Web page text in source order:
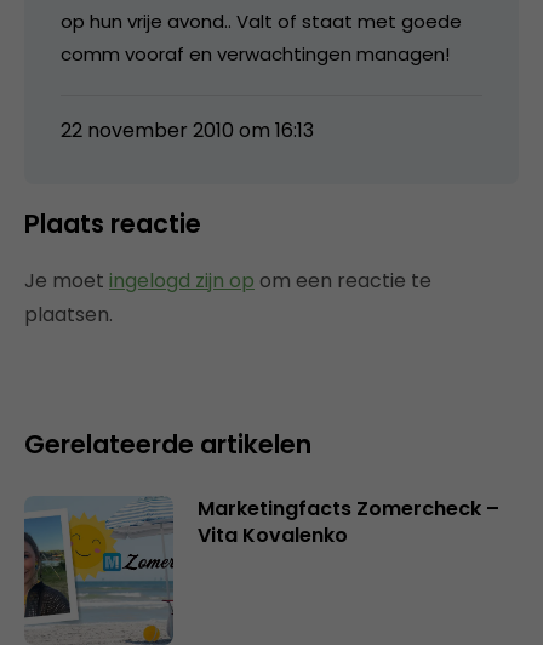
op hun vrije avond.. Valt of staat met goede
comm vooraf en verwachtingen managen!
22 november 2010 om 16:13
Plaats reactie
Je moet ingelogd zijn op om een reactie te
plaatsen.
Gerelateerde artikelen
Marketingfacts Zomercheck –
Vita Kovalenko